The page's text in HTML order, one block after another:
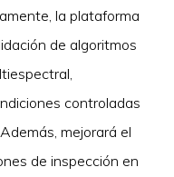
la plataforma
de algoritmos
controladas
mejorará el
de inspección en